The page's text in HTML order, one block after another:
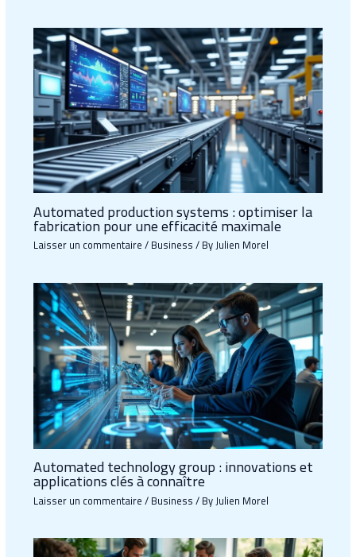
Automated production systems : optimiser la
fabrication pour une efficacité maximale
Laisser un commentaire/Business/ ByJulien Morel
Automated technology group : innovations et
applications clés à connaître
Laisser un commentaire/Business/ ByJulien Morel